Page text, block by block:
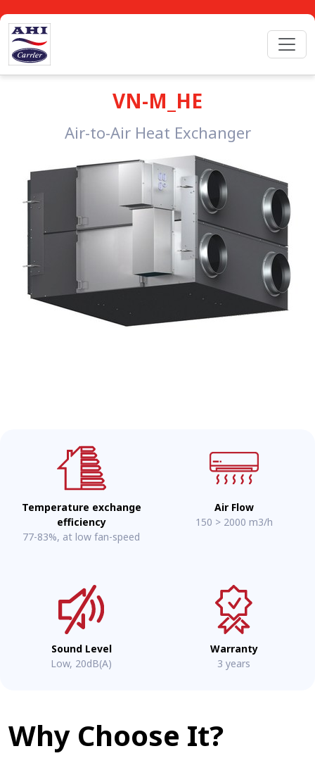
VN-M_HE
Air-to-Air Heat Exchanger
Temperature exchange
efficiency
77-83%, at low fan-speed
Air Flow
150 > 2000 m3/h
Sound Level
Low, 20dB(A)
Warranty
3 years
Why Choose It?